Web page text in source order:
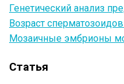
Генетический анализ
Возраст
Мозаичные эмбрионы
Статья